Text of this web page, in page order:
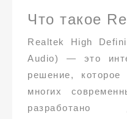
Что такое
Realtek High
Audio) — это
решение, которое
многих
разработано